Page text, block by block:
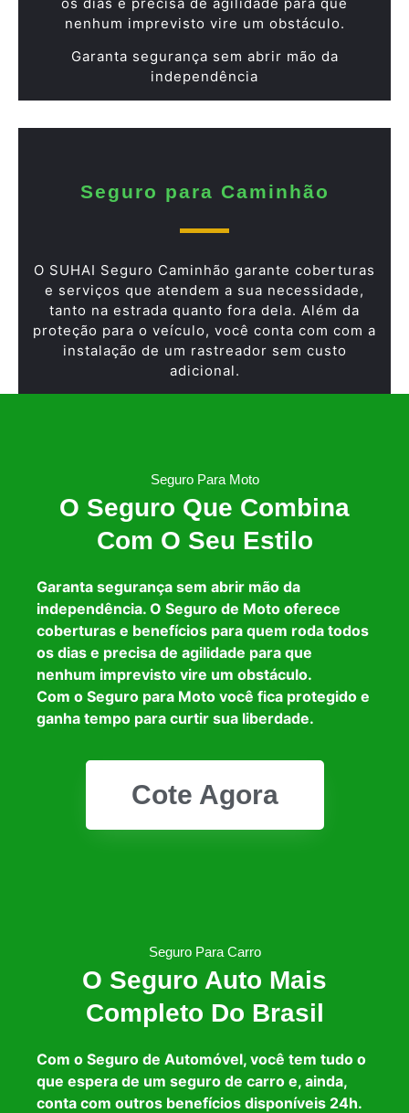
nenhum imprevisto vire um obstáculo.
Garanta segurança sem abrir mão da
independência
Seguro para Caminhão
O SUHAI Seguro Caminhão garante coberturas
e serviços que atendem a sua necessidade,
tanto na estrada quanto fora dela. Além da
proteção para o veículo, você conta com com a
instalação de um rastreador sem custo
adicional.
Seguro Para Moto
O Seguro Que Combina
Com O Seu Estilo
Garanta segurança sem abrir mão da
independência. O Seguro de Moto oferece
coberturas e benefícios para quem roda todos
os dias e precisa de agilidade para que
nenhum imprevisto vire um obstáculo.
Com o Seguro para Moto você fica protegido e
ganha tempo para curtir sua liberdade.
Cote Agora
Seguro Para Carro
O Seguro Auto Mais
Completo Do Brasil
Com o Seguro de Automóvel, você tem tudo o
que espera de um seguro de carro e, ainda,
conta com outros benefícios disponíveis 24h.